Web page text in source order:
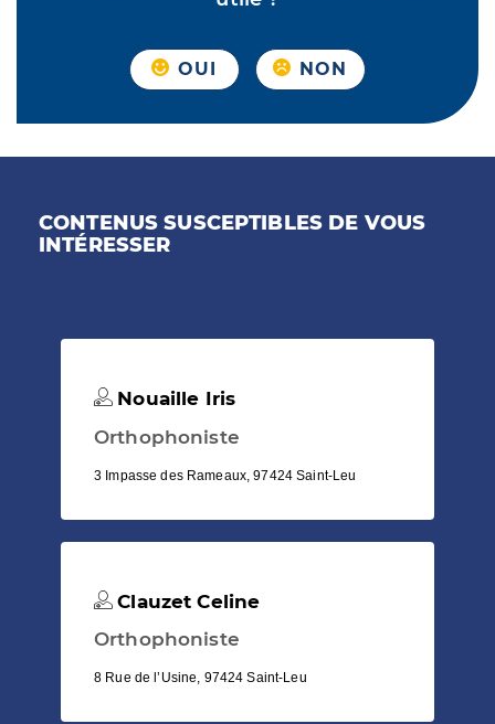
OUI NON
CONTENUS SUSCEPTIBLES DE VOUS
INTÉRESSER
Nouaille Iris
Orthophoniste
3 Impasse des Rameaux, 97424 Saint-Leu
Clauzet Celine
Orthophoniste
8 Rue de l’Usine, 97424 Saint-Leu